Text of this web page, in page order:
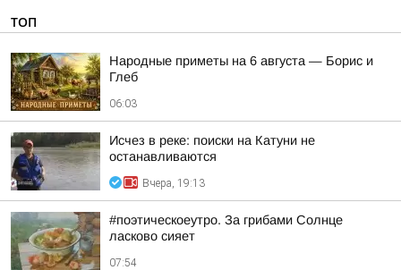
ТОП
Hapoдныe пpимeты нa 6 aвгуcтa — Бopиc и
Глeб
06:03
Исчез в реке: поиски на Катуни не
останавливаются
Вчера, 19:13
#поэтическоеутро. За грибами Солнце
ласково сияет
07:54